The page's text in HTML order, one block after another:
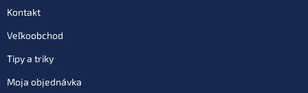
Kontakt
Veľkoobchod
Tipy a triky
Moja objednávka